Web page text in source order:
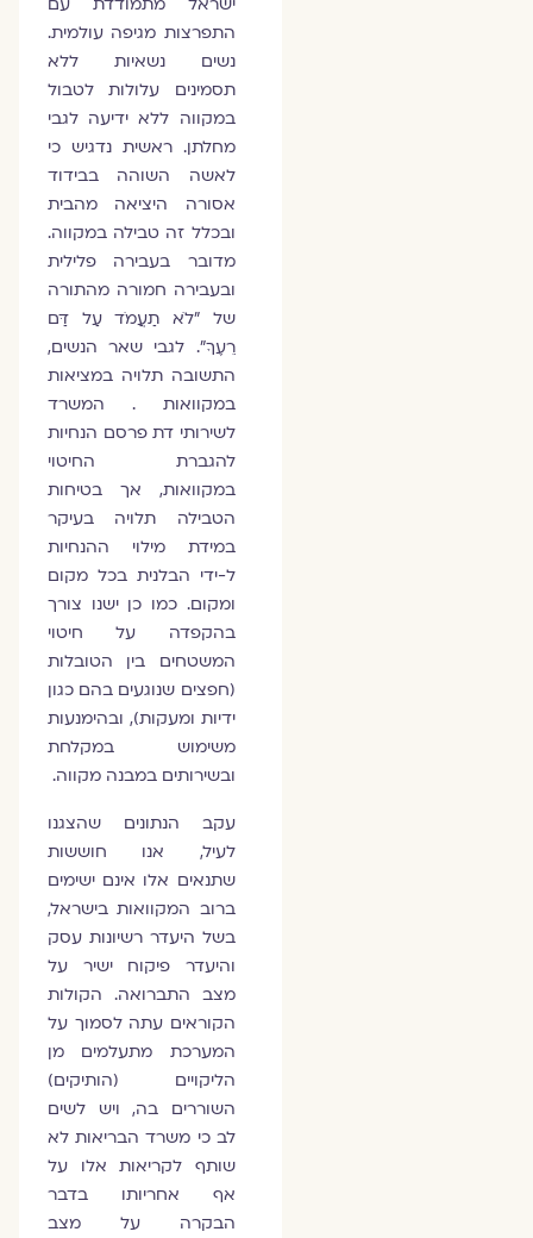
התפרצות מגיפה עולמית.
נשים נשאיות ללא
תסמינים עלולות לטבול
במקווה ללא ידיעה לגבי
מחלתן. ראשית נדגיש כי
לאשה השוהה בבידוד
אסורה היציאה מהבית
ובכלל זה טבילה במקווה.
מדובר בעבירה פלילית
ובעבירה חמורה מהתורה
של "לֹא תַעֲמֹד עַל דַּם
רֵעֶךָ". לגבי שאר הנשים,
התשובה תלויה במציאות
במקוואות . המשרד
לשירותי דת פרסם הנחיות
להגברת החיטוי
במקוואות, אך בטיחות
הטבילה תלויה בעיקר
במידת מילוי ההנחיות
ל-ידי הבלנית בכל מקום
ומקום. כמו כן ישנו צורך
בהקפדה על חיטוי
המשטחים בין הטובלות
(חפצים שנוגעים בהם כגון
ידיות ומעקות), ובהימנעות
משימוש במקלחת
ובשירותים במבנה מקווה.
עקב הנתונים שהצגנו
לעיל, אנו חוששות
שתנאים אלו אינם ישימים
ברוב המקוואות בישראל,
בשל היעדר רשיונות עסק
והיעדר פיקוח ישיר על
מצב התברואה. הקולות
הקוראים עתה לסמוך על
המערכת מתעלמים מן
הליקויים (הותיקים)
השוררים בה, ויש לשים
לב כי משרד הבריאות לא
שותף לקריאות אלו על
אף אחריותו בדבר
הבקרה על מצב